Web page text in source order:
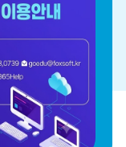
이
전
정
지